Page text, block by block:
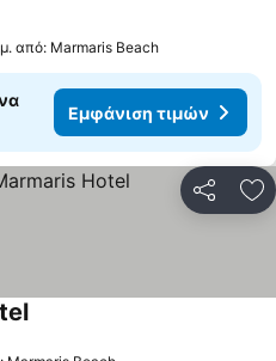
από: Marmaris Beach
Εμφάνιση τιμών